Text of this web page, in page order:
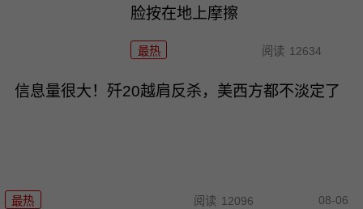
脸按在地上摩擦
最热 阅读 12634
信息量很大！歼20越肩反杀，美西方都不淡定了
最热 阅读 12096 08-06